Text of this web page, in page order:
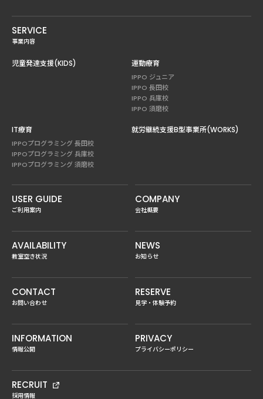
SERVICE
事業内容
児童発達支援(KIDS) 運動療育
IPPO ジュニア
IPPO 長田校
IPPO 兵庫校
IPPO 須磨校
IT療育
IPPOプログラミング 長田校
IPPOプログラミング 兵庫校
IPPOプログラミング 須磨校
就労継続支援B型事業所(WORKS)
USER GUIDE
ご利用案内
COMPANY
会社概要
AVAILABILITY
教室空き状況
NEWS
お知らせ
CONTACT
お問い合わせ
RESERVE
見学・体験予約
INFORMATION
情報公開
PRIVACY
プライバシーポリシー
RECRUIT
採用情報